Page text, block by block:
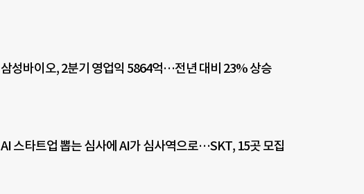
삼성바이오, 2분기 영업익 5864억…전년 대비 23% 상승
AI 스타트업 뽑는 심사에 AI가 심사역으로…SKT, 15곳 모집